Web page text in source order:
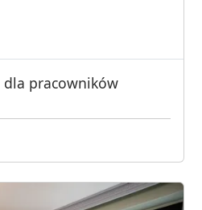
dla pracowników